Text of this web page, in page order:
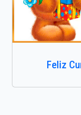
Feliz